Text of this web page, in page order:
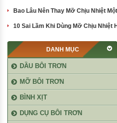
Bao Lâu Nên Thay Mỡ Chịu Nhiệt
10 Sai Lầm Khi Dùng Mỡ Chịu Nhiệt
DANH MỤC
DẦU BÔI TRƠN
MỠ BÔI TRƠN
BÌNH XỊT
DỤNG CỤ BÔI TRƠN